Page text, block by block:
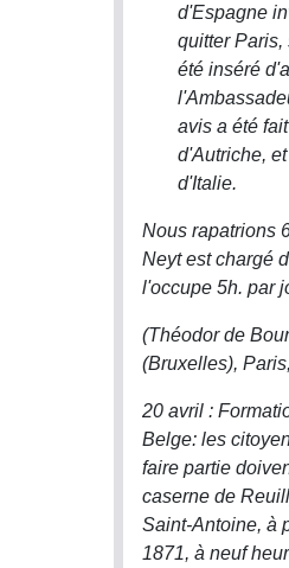
d'Espagne
quitter
été inséré
avis a été
d'Autriche,
d'Italie.
Nous rapatrions
Neyt est chargé
l'occupe 5h. par
(Théodor de
(Bruxelles),
20 avril :
Belge: les
faire partie
caserne de
Saint-Antoine, à
1871, à neuf